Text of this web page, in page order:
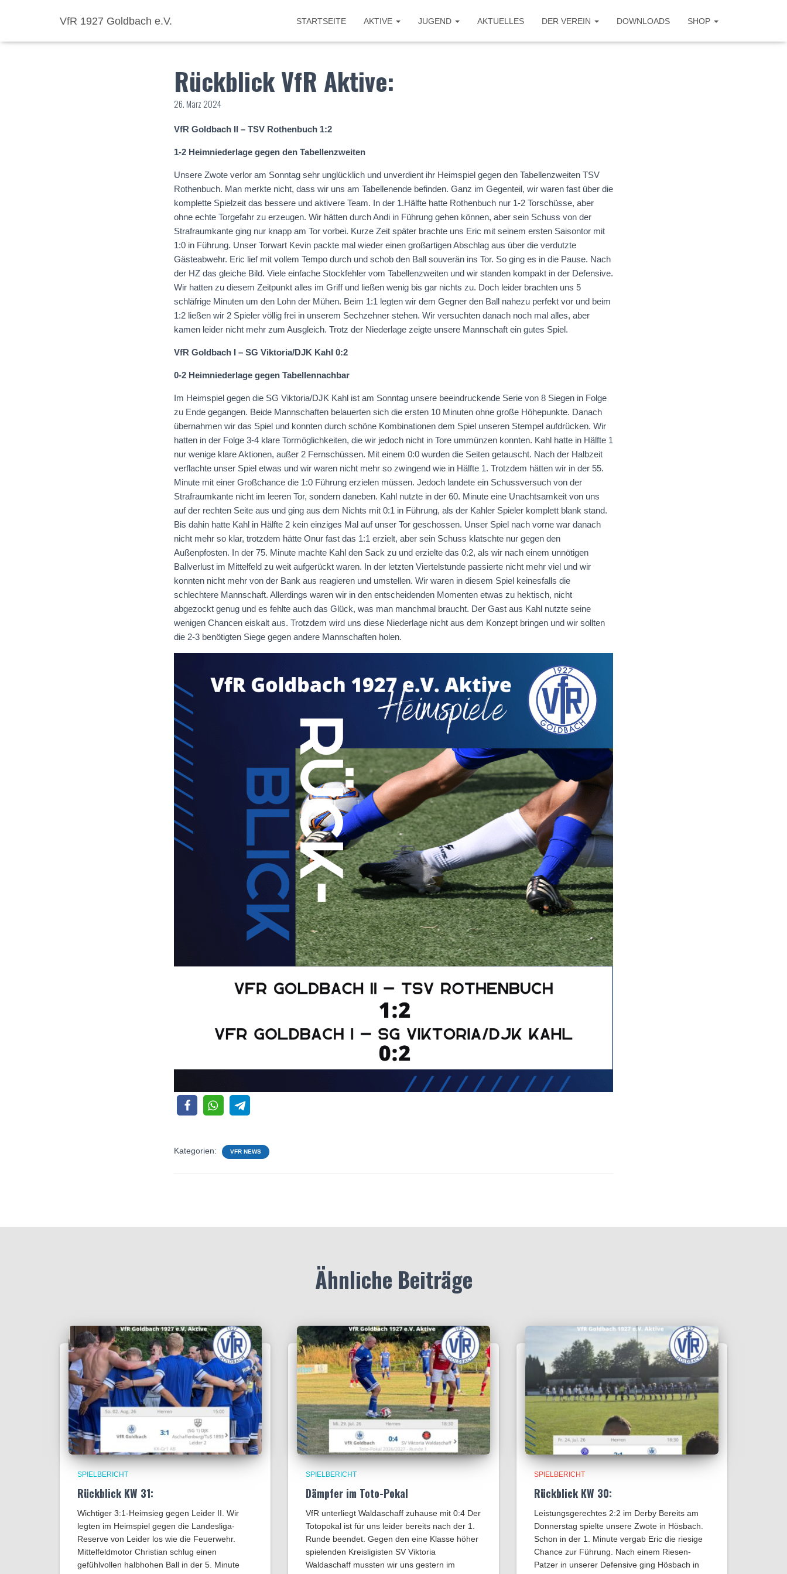
VfR 1927 Goldbach e.V. STARTSEITE AKTIVE JUGEND AKTUELLES DER VEREIN DOWNLOADS SHOP
Rückblick VfR Aktive:
26. März 2024
VfR Goldbach II – TSV Rothenbuch 1:2
1-2 Heimniederlage gegen den Tabellenzweiten
Unsere Zwote verlor am Sonntag sehr unglücklich und unverdient ihr Heimspiel gegen den Tabellenzweiten TSV
Rothenbuch. Man merkte nicht, dass wir uns am Tabellenende befinden. Ganz im Gegenteil, wir waren fast über die
komplette Spielzeit das bessere und aktivere Team. In der 1.Hälfte hatte Rothenbuch nur 1-2 Torschüsse, aber
ohne echte Torgefahr zu erzeugen. Wir hätten durch Andi in Führung gehen können, aber sein Schuss von der
Strafraumkante ging nur knapp am Tor vorbei. Kurze Zeit später brachte uns Eric mit seinem ersten Saisontor mit
1:0 in Führung. Unser Torwart Kevin packte mal wieder einen großartigen Abschlag aus über die verdutzte
Gästeabwehr. Eric lief mit vollem Tempo durch und schob den Ball souverän ins Tor. So ging es in die Pause. Nach
der HZ das gleiche Bild. Viele einfache Stockfehler vom Tabellenzweiten und wir standen kompakt in der Defensive.
Wir hatten zu diesem Zeitpunkt alles im Griff und ließen wenig bis gar nichts zu. Doch leider brachten uns 5
schläfrige Minuten um den Lohn der Mühen. Beim 1:1 legten wir dem Gegner den Ball nahezu perfekt vor und beim
1:2 ließen wir 2 Spieler völlig frei in unserem Sechzehner stehen. Wir versuchten danach noch mal alles, aber
kamen leider nicht mehr zum Ausgleich. Trotz der Niederlage zeigte unsere Mannschaft ein gutes Spiel.
VfR Goldbach I – SG Viktoria/DJK Kahl 0:2
0-2 Heimniederlage gegen Tabellennachbar
Im Heimspiel gegen die SG Viktoria/DJK Kahl ist am Sonntag unsere beeindruckende Serie von 8 Siegen in Folge
zu Ende gegangen. Beide Mannschaften belauerten sich die ersten 10 Minuten ohne große Höhepunkte. Danach
übernahmen wir das Spiel und konnten durch schöne Kombinationen dem Spiel unseren Stempel aufdrücken. Wir
hatten in der Folge 3-4 klare Tormöglichkeiten, die wir jedoch nicht in Tore ummünzen konnten. Kahl hatte in Hälfte 1
nur wenige klare Aktionen, außer 2 Fernschüssen. Mit einem 0:0 wurden die Seiten getauscht. Nach der Halbzeit
verflachte unser Spiel etwas und wir waren nicht mehr so zwingend wie in Hälfte 1. Trotzdem hätten wir in der 55.
Minute mit einer Großchance die 1:0 Führung erzielen müssen. Jedoch landete ein Schussversuch von der
Strafraumkante nicht im leeren Tor, sondern daneben. Kahl nutzte in der 60. Minute eine Unachtsamkeit von uns
auf der rechten Seite aus und ging aus dem Nichts mit 0:1 in Führung, als der Kahler Spieler komplett blank stand.
Bis dahin hatte Kahl in Hälfte 2 kein einziges Mal auf unser Tor geschossen. Unser Spiel nach vorne war danach
nicht mehr so klar, trotzdem hätte Onur fast das 1:1 erzielt, aber sein Schuss klatschte nur gegen den
Außenpfosten. In der 75. Minute machte Kahl den Sack zu und erzielte das 0:2, als wir nach einem unnötigen
Ballverlust im Mittelfeld zu weit aufgerückt waren. In der letzten Viertelstunde passierte nicht mehr viel und wir
konnten nicht mehr von der Bank aus reagieren und umstellen. Wir waren in diesem Spiel keinesfalls die
schlechtere Mannschaft. Allerdings waren wir in den entscheidenden Momenten etwas zu hektisch, nicht
abgezockt genug und es fehlte auch das Glück, was man manchmal braucht. Der Gast aus Kahl nutzte seine
wenigen Chancen eiskalt aus. Trotzdem wird uns diese Niederlage nicht aus dem Konzept bringen und wir sollten
die 2-3 benötigten Siege gegen andere Mannschaften holen.
Kategorien: VFR NEWS
Ähnliche Beiträge
SPIELBERICHT
Rückblick KW 31:
Wichtiger 3:1-Heimsieg gegen Leider II. Wir
legten im Heimspiel gegen die Landesliga-
Reserve von Leider los wie die Feuerwehr.
Mittelfeldmotor Christian schlug einen
gefühlvollen halbhohen Ball in der 5. Minute
SPIELBERICHT
Dämpfer im Toto-Pokal
VfR unterliegt Waldaschaff zuhause mit 0:4​ Der
Totopokal ist für uns leider bereits nach der 1.
Runde beendet. Gegen den eine Klasse höher
spielenden Kreisligisten SV Viktoria
Waldaschaff mussten wir uns gestern im
SPIELBERICHT
Rückblick KW 30:
Leistungsgerechtes 2:2 im Derby Bereits am
Donnerstag spielte unsere Zwote in Hösbach.
Schon in der 1. Minute vergab Eric die riesige
Chance zur Führung. Nach einem Riesen-
Patzer in unserer Defensive ging Hösbach in